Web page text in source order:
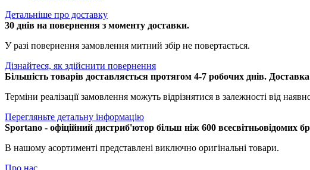
Детальніше про доставку
30 днів на повернення з моменту доставки.
У разі повернення замовлення митний збір не повертається.
Дізнайтеся, як здійснити повернення
Більшість товарів доставляється протягом 4-7 робочих днів.
Терміни реалізації замовлення можуть відрізнятися в залежності від
Перегляньте детальну інформацію
Sportano - офіційний дистриб'ютор більш ніж 600 всесвітньовідомих
В нашому асортименті представлені виключно оригінальні товари.
Про нас